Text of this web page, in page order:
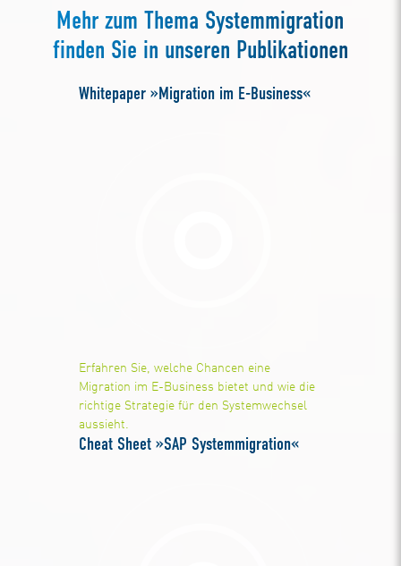
Mehr zum Thema Systemmigration
finden Sie in unseren Publikationen
Whitepaper »Migration im E-Business«
Erfahren Sie, welche Chancen eine
Migration im E-Business bietet und wie die
richtige Strategie für den Systemwechsel
aussieht.
Cheat Sheet »SAP Systemmigration«